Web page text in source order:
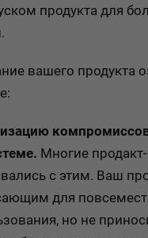
продукта для
вашего продукта
Многие
с этим. Ваш
для
но не